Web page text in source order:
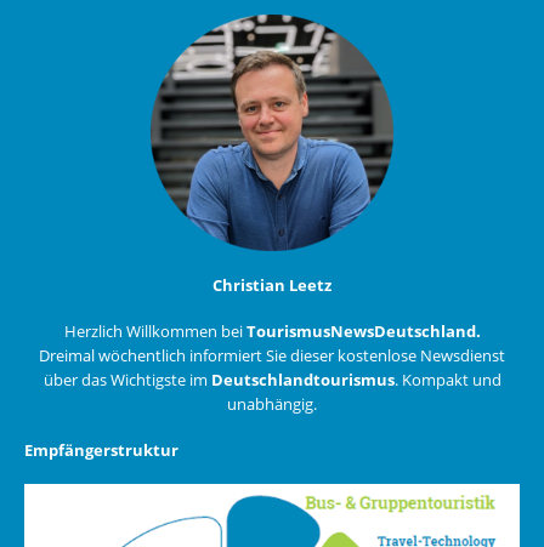
Christian Leetz
Herzlich Willkommen beiTourismusNewsDeutschland.
Dreimal wöchentlich informiert Sie dieser kostenlose Newsdienst
über das Wichtigste im Deutschlandtourismus. Kompakt und
unabhängig.
Empfängerstruktur